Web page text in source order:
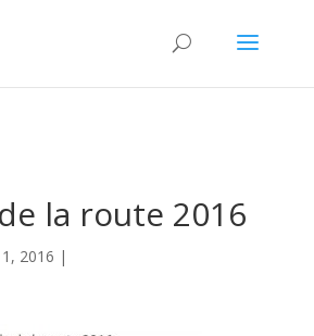
la route 2016
2016 |